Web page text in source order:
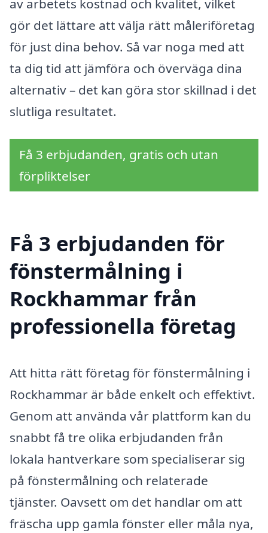
av arbetets kostnad och kvalitet, vilket
gör det lättare att välja rätt måleriföretag
för just dina behov. Så var noga med att
ta dig tid att jämföra och överväga dina
alternativ – det kan göra stor skillnad i det
slutliga resultatet.
Få 3 erbjudanden, gratis och utan
förpliktelser
Få 3 erbjudanden för
fönstermålning i
Rockhammar från
professionella företag
Att hitta rätt företag för fönstermålning i
Rockhammar är både enkelt och effektivt.
Genom att använda vår plattform kan du
snabbt få tre olika erbjudanden från
lokala hantverkare som specialiserar sig
på fönstermålning och relaterade
tjänster. Oavsett om det handlar om att
fräscha upp gamla fönster eller måla nya,